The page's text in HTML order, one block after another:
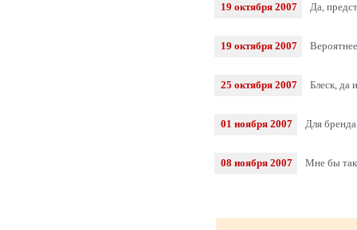
19 октября 2007 Да,
19 октября 2007
25 октября 2007 Блеск, да
01 ноября 2007 Для
08 ноября 2007 Мне бы